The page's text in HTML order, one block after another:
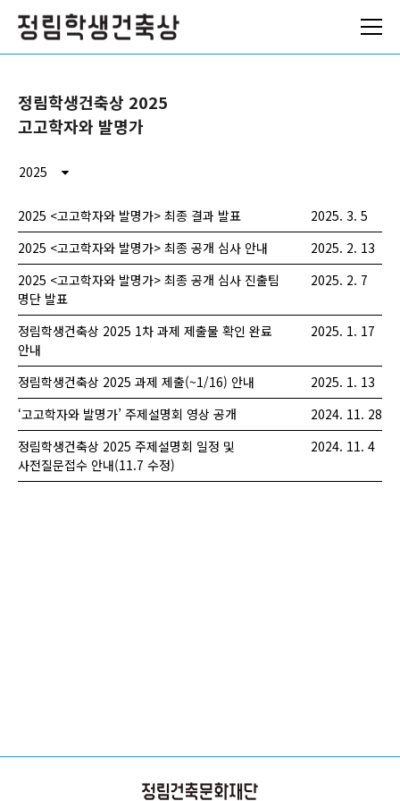
NEWS
참가 신청
정림학생건축상 2025
고고학자와 발명가
2025
2025 <고고학자와 발명가> 최종 결과 발표 2025. 3. 5
2025 <고고학자와 발명가> 최종 공개 심사 안내 2025. 2. 13
2025 <고고학자와 발명가> 최종 공개 심사 진출팀
명단 발표
2025. 2. 7
정림학생건축상 2025 1차 과제 제출물 확인 완료
안내
2025. 1. 17
정림학생건축상 2025 과제 제출(~1/16) 안내 2025. 1. 13
‘고고학자와 발명가’ 주제설명회 영상 공개 2024. 11. 28
정림학생건축상 2025 주제설명회 일정 및
사전질문접수 안내(11.7 수정)
2024. 11. 4